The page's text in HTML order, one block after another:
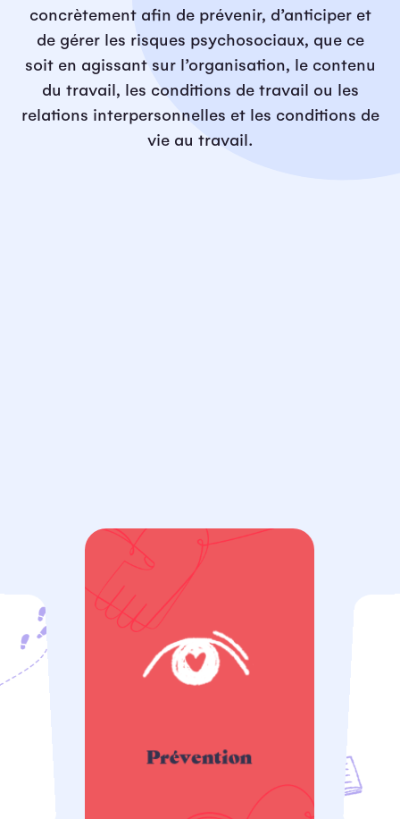
concrètement afin de prévenir, d’anticiper et
de gérer les risques psychosociaux, que ce
soit en agissant sur l’organisation, le contenu
du travail, les conditions de travail ou les
relations interpersonnelles et les conditions de
vie au travail.
Prévention